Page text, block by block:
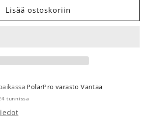
Lisää ostoskoriin
PolarPro varasto Vantaa
tunnissa